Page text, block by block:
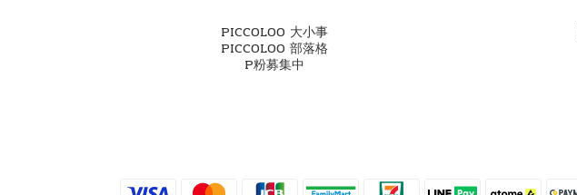
PICCOLOO 大小事
PICCOLOO 部落格
P粉募集中